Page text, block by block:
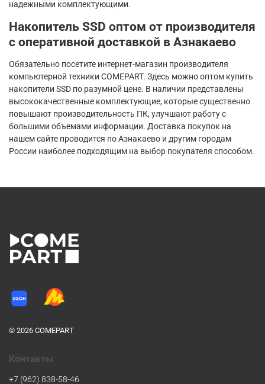
надежными комплектующими.
Накопитель SSD оптом от производителя
с оперативной доставкой в Азнакаево
Обязательно посетите интернет-магазин производителя
компьютерной техники COMEPART. Здесь можно оптом купить
накопители SSD по разумной цене. В наличии представлены
высококачественные комплектующие, которые существенно
повышают производительность ПК, улучшают работу с
большими объемами информации. Доставка покупок на
нашем сайте проводится по Азнакаево и другим городам
России наиболее подходящим на выбор покупателя способом.
© 2026 COMEPART
Контакты
+7 (962) 838-58-46